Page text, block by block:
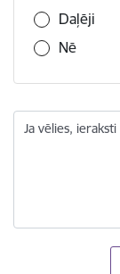
Daļēji
Nē
Ja vēlies,